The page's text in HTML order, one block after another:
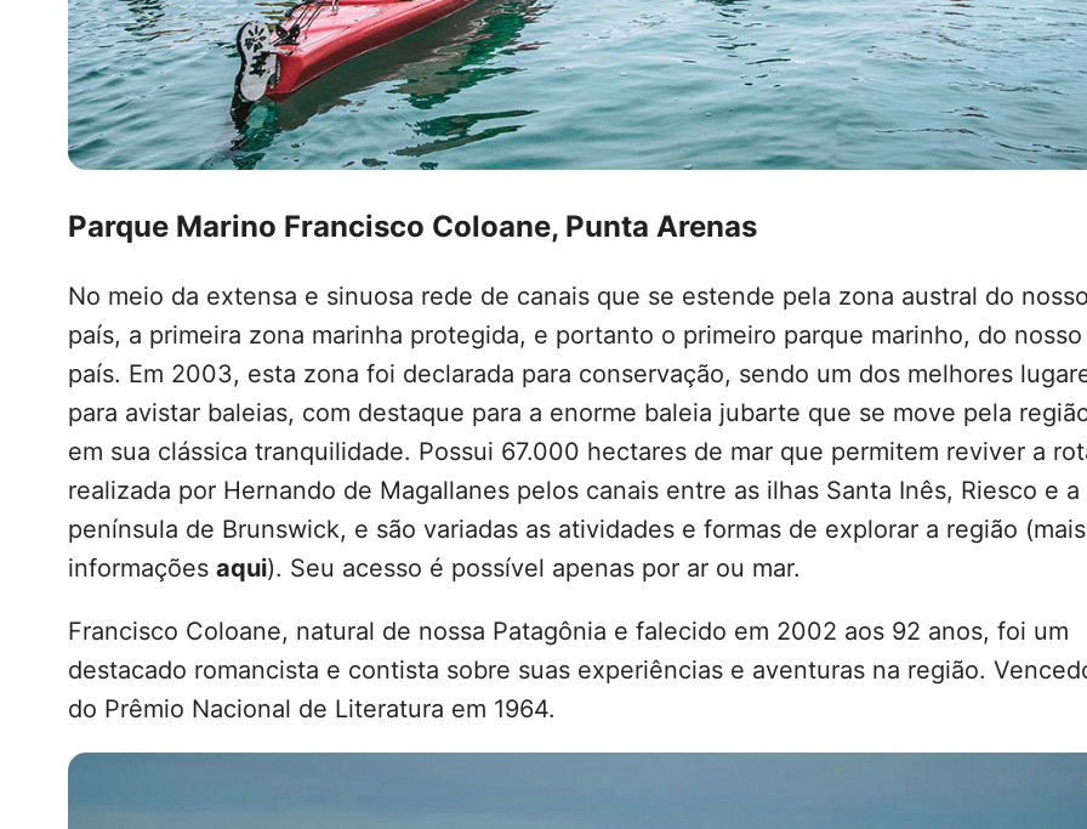
Parque Marino Francisco Coloane, Punta Arenas
No meio da extensa e sinuosa rede de canais que se estende pela zona austral do
país, a primeira zona marinha protegida, e portanto o primeiro parque marinho, do nosso
país. Em 2003, esta zona foi declarada para conservação, sendo um dos melhores
para avistar baleias, com destaque para a enorme baleia jubarte que se move pela
em sua clássica tranquilidade. Possui 67.000 hectares de mar que permitem reviver a
realizada por Hernando de Magallanes pelos canais entre as ilhas Santa Inês, Riesco e a
península de Brunswick, e são variadas as atividades e formas de explorar a região (mais
informações aqui). Seu acesso é possível apenas por ar ou mar.
Francisco Coloane, natural de nossa Patagônia e falecido em 2002 aos 92 anos, foi um
destacado romancista e contista sobre suas experiências e aventuras na região.
do Prêmio Nacional de Literatura em 1964.